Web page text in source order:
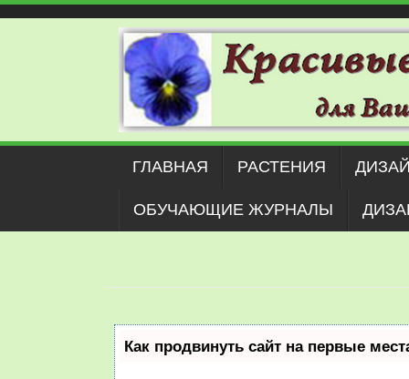
Наверх
ГЛАВНАЯ РАСТЕНИЯ
ОБУЧАЮЩИЕ ЖУРНАЛЫ
Как продвинуть сайт на первые